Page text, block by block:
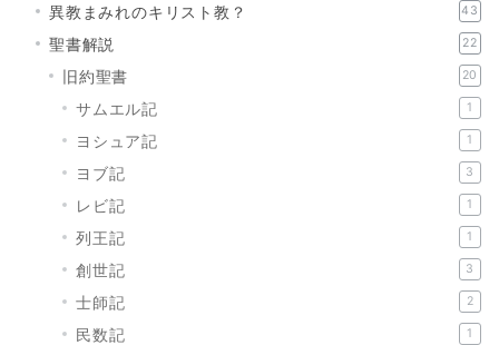
異教まみれのキリスト教？ 43
聖書解説 22
旧約聖書 20
サムエル記 1
ヨシュア記 1
ヨブ記 3
レビ記 1
列王記 1
創世記 3
士師記 2
民数記 1